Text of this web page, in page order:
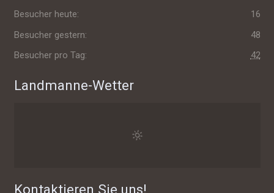
16
Besucher heute:
48
Besucher gestern:
42
Besucher pro Tag:
Landmanne-Wetter
Kontaktieren Sie uns!